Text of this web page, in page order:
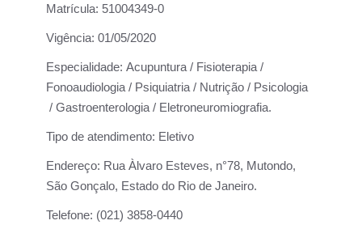
Matrícula: 51004349-0
Vigência: 01/05/2020
Especialidade: Acupuntura / Fisioterapia /
Fonoaudiologia / Psiquiatria / Nutrição / Psicologia
/ Gastroenterologia / Eletroneuromiografia.
Tipo de atendimento: Eletivo
Endereço: Rua Àlvaro Esteves, n°78, Mutondo,
São Gonçalo, Estado do Rio de Janeiro.
Telefone: (021) 3858-0440